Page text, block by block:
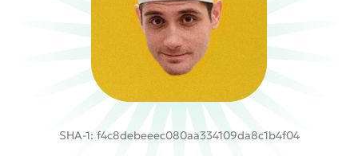
SHA-1: f4c8debeeec080aa334109da8c1b4f04